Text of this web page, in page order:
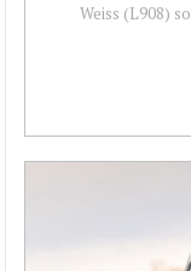
Weiss (L908)